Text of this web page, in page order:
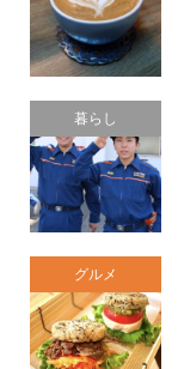
暮らし
グルメ